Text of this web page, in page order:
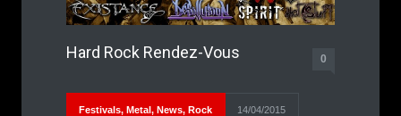
Hard Rock Rendez-Vous 0
Festivals, Metal, News, Rock 14/04/2015